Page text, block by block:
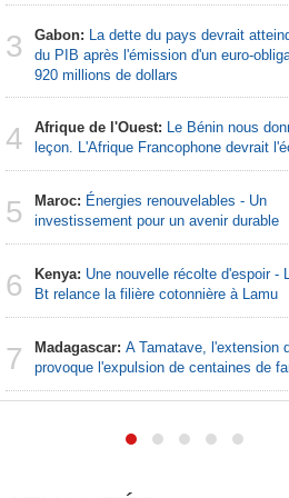
3 Gabon: La dette du pays devrait
du PIB après l'émission d'un euro-
920 millions de dollars
4 Afrique de l'Ouest: Le Bénin nous
leçon. L'Afrique Francophone devrait
5 Maroc: Énergies renouvelables - Un
investissement pour un avenir durable
6 Kenya: Une nouvelle récolte d'espoir -
Bt relance la filière cotonnière à Lamu
7 Madagascar: A Tamatave, l'extension
provoque l'expulsion de centaines de